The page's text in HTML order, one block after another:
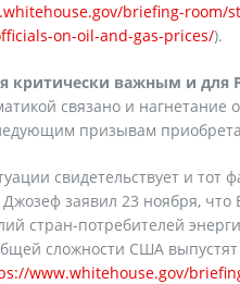
briefing-room/
on-oil-and-gas-prices/).
критически важным и
связано и нагнетание
призывам
свидетельствует и тот
заявил 23 ноября, что
стран-потребителей
сложности США
www.whitehouse.gov/